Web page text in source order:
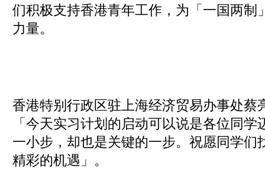
们积极支持香港青年工作，为「一国两制
力量。
香港特别行政区驻上海经济贸易办事处蔡
「今天实习计划的启动可以说是各位同
一小步，却也是关键的一步。祝愿同学们
精彩的机遇」。